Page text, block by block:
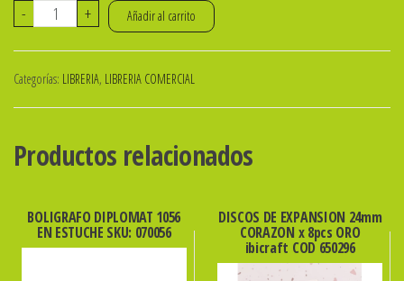
-
BANDEJA
NEGRO
2
1
1
A4
+ Añadir al carrito
Categorías: LIBRERIA, LIBRERIA COMERCIAL
Productos relacionados
BOLIGRAFO DIPLOMAT 1056
EN ESTUCHE SKU: 070056
DISCOS DE EXPANSION 24mm
CORAZON x 8pcs ORO
ibicraft COD 650296